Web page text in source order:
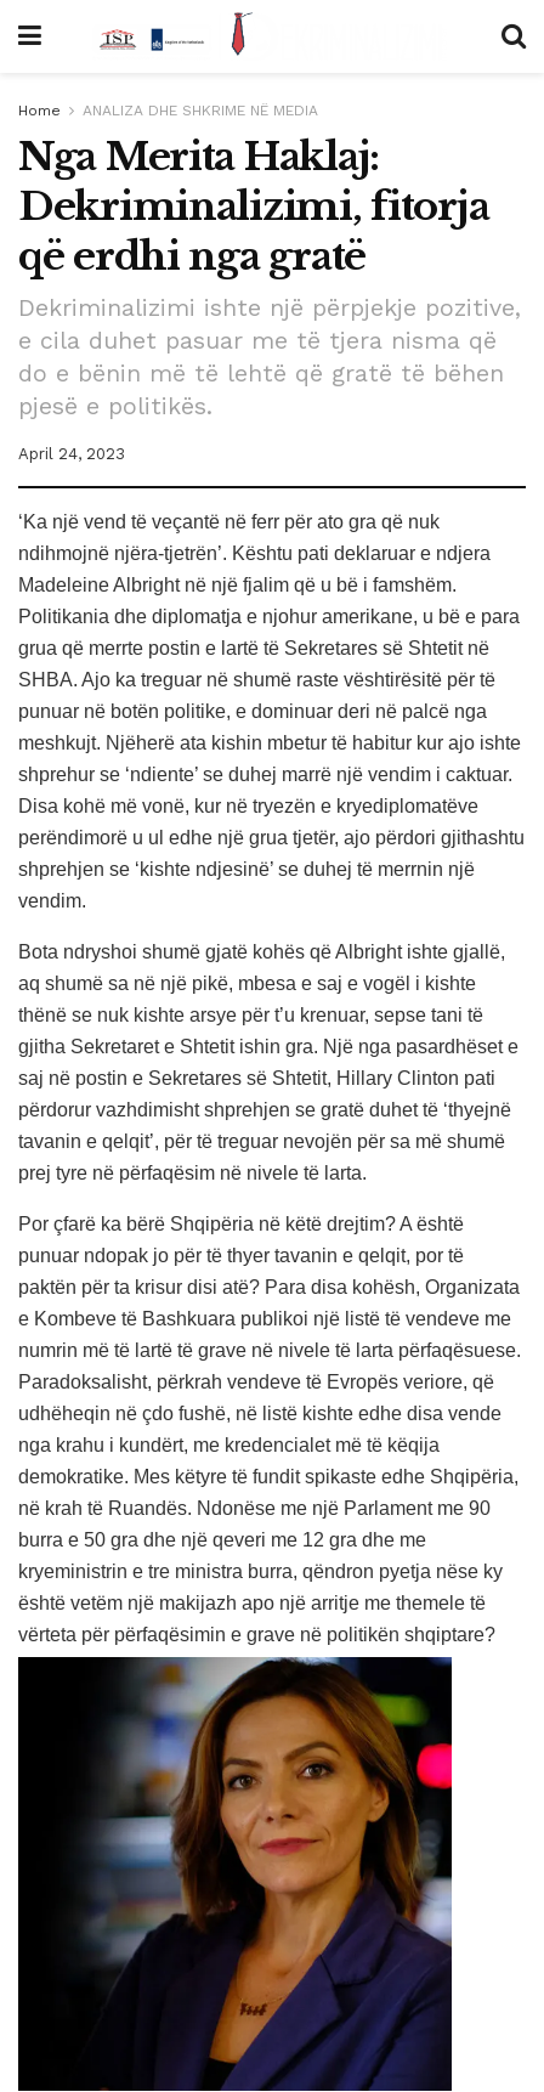
Home ANALIZA DHE SHKRIME NË MEDIA
Nga Merita Haklaj:
Dekriminalizimi, fitorja
që erdhi nga gratë
Dekriminalizimi ishte një përpjekje pozitive,
e cila duhet pasuar me të tjera nisma që
do e bënin më të lehtë që gratë të bëhen
pjesë e politikës.
April 24, 2023
‘Ka një vend të veçantë në ferr për ato gra që nuk
ndihmojnë njëra-tjetrën’. Kështu pati deklaruar e ndjera
Madeleine Albright në një fjalim që u bë i famshëm.
Politikania dhe diplomatja e njohur amerikane, u bë e para
grua që merrte postin e lartë të Sekretares së Shtetit në
SHBA. Ajo ka treguar në shumë raste vështirësitë për të
punuar në botën politike, e dominuar deri në palcë nga
meshkujt. Njëherë ata kishin mbetur të habitur kur ajo ishte
shprehur se ‘ndiente’ se duhej marrë një vendim i caktuar.
Disa kohë më vonë, kur në tryezën e kryediplomatëve
perëndimorë u ul edhe një grua tjetër, ajo përdori gjithashtu
shprehjen se ‘kishte ndjesinë’ se duhej të merrnin një
vendim.
Bota ndryshoi shumë gjatë kohës që Albright ishte gjallë,
aq shumë sa në një pikë, mbesa e saj e vogël i kishte
thënë se nuk kishte arsye për t’u krenuar, sepse tani të
gjitha Sekretaret e Shtetit ishin gra. Një nga pasardhëset e
saj në postin e Sekretares së Shtetit, Hillary Clinton pati
përdorur vazhdimisht shprehjen se gratë duhet të ‘thyejnë
tavanin e qelqit’, për të treguar nevojën për sa më shumë
prej tyre në përfaqësim në nivele të larta.
Por çfarë ka bërë Shqipëria në këtë drejtim? A është
punuar ndopak jo për të thyer tavanin e qelqit, por të
paktën për ta krisur disi atë? Para disa kohësh, Organizata
e Kombeve të Bashkuara publikoi një listë të vendeve me
numrin më të lartë të grave në nivele të larta përfaqësuese.
Paradoksalisht, përkrah vendeve të Evropës veriore, që
udhëheqin në çdo fushë, në listë kishte edhe disa vende
nga krahu i kundërt, me kredencialet më të këqija
demokratike. Mes këtyre të fundit spikaste edhe Shqipëria,
në krah të Ruandës. Ndonëse me një Parlament me 90
burra e 50 gra dhe një qeveri me 12 gra dhe me
kryeministrin e tre ministra burra, qëndron pyetja nëse ky
është vetëm një makijazh apo një arritje me themele të
vërteta për përfaqësimin e grave në politikën shqiptare?